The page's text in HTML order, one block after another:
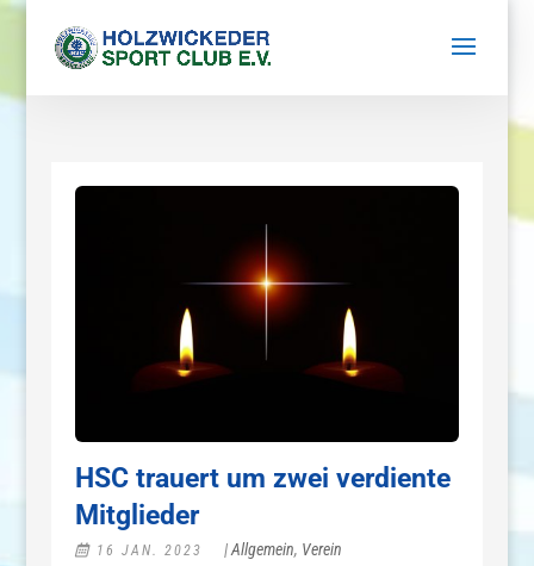
HSC trauert um zwei verdiente
Mitglieder
16 JAN. 2023 |Allgemein, Verein